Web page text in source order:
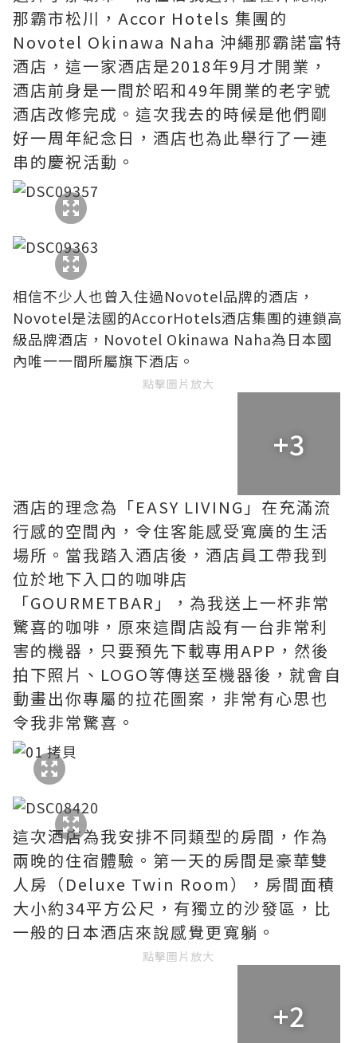
那霸市松川，Accor Hotels 集團的
Novotel Okinawa Naha 沖繩那霸諾富特
酒店，這一家酒店是2018年9月才開業，
酒店前身是一間於昭和49年開業的老字號
酒店改修完成。這次我去的時候是他們剛
好一周年紀念日，酒店也為此舉行了一連
串的慶祝活動。
相信不少人也曾入住過Novotel品牌的酒店，
Novotel是法國的AccorHotels酒店集團的連鎖高
級品牌酒店，Novotel Okinawa Naha為日本國
內唯一一間所屬旗下酒店。
點擊圖片放大
+3
酒店的理念為「EASY LIVING」在充滿流
行感的空間內，令住客能感受寬廣的生活
場所。當我踏入酒店後，酒店員工帶我到
位於地下入口的咖啡店
「GOURMETBAR」，為我送上一杯非常
驚喜的咖啡，原來這間店設有一台非常利
害的機器，只要預先下載專用APP，然後
拍下照片、LOGO等傳送至機器後，就會自
動畫出你專屬的拉花圖案，非常有心思也
令我非常驚喜。
這次酒店為我安排不同類型的房間，作為
兩晚的住宿體驗。第一天的房間是豪華雙
人房（Deluxe Twin Room），房間面積
大小約34平方公尺，有獨立的沙發區，比
一般的日本酒店來說感覺更寬躺。
點擊圖片放大
+2